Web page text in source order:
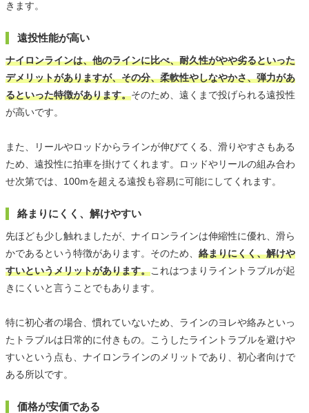
きます。
遠投性能が高い
ナイロンラインは、他のラインに比べ、耐久性がやや劣るといった
デメリットがありますが、その分、柔軟性やしなやかさ、弾力があ
るといった特徴があります。そのため、遠くまで投げられる遠投性
が高いです。
また、リールやロッドからラインが伸びてくる、滑りやすさもある
ため、遠投性に拍車を掛けてくれます。ロッドやリールの組み合わ
せ次第では、100mを超える遠投も容易に可能にしてくれます。
絡まりにくく、解けやすい
先ほども少し触れましたが、ナイロンラインは伸縮性に優れ、滑ら
かであるという特徴があります。そのため、 絡まりにくく、解けや
すいというメリットがあります。これはつまりライントラブルが起
きにくいと言うことでもあります。
特に初心者の場合、慣れていないため、ラインのヨレや絡みといっ
たトラブルは日常的に付きもの。こうしたライントラブルを避けや
すいという点も、ナイロンラインのメリットであり、初心者向けで
ある所以です。
価格が安価である